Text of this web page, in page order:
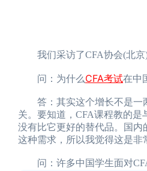
我们采访了CFA协会(北京)
问：为什么CFA考试在中
答：其实这个增长不是一两
关。要知道，CFA课程教的
没有比它更好的替代品。国内
这种需求，所以我觉得这是非
问：许多中国学生面对CFA